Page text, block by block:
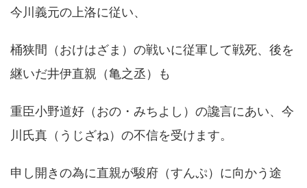
今川義元の上洛に従い、
桶狭間（おけはざま）の戦いに従軍して戦死、後を
継いだ井伊直親（亀之丞）も
重臣小野道好（おの・みちよし）の讒言にあい、今
川氏真（うじざね）の不信を受けます。
申し開きの為に直親が駿府（すんぷ）に向かう途